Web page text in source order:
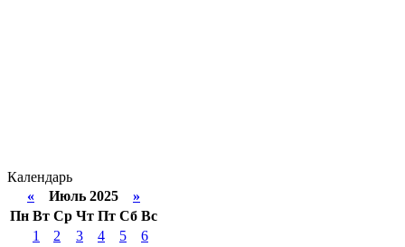
Календарь
« Июль 2025 »
Пн Вт Ср Чт Пт Сб Вс
1
2 3 4 5
6